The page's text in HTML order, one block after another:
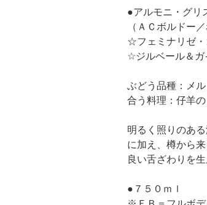
●アルモニ・グリ
（ＡＣボルドー
☆フェミナリゼ・
☆ジルベール＆ガ
ぶどう品種：メ
合う料理：仔羊
明るく照りのあ
に加え、樽から
良い舌ざわりを
●７５０ｍｌ